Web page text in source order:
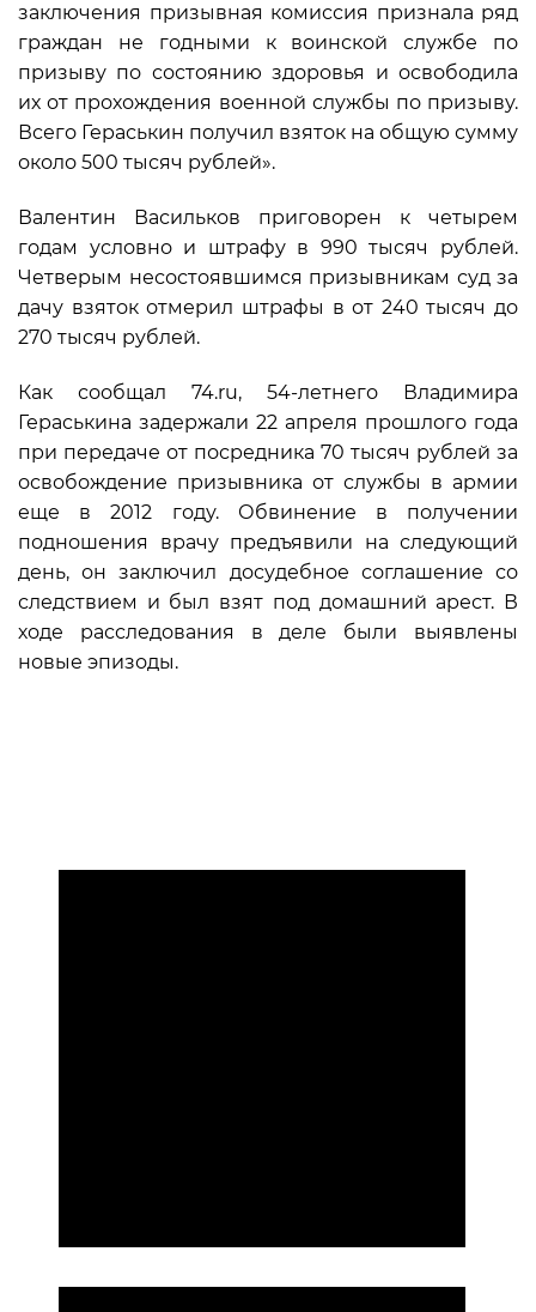
заключения призывная комиссия признала ряд
граждан не годными к воинской службе по
призыву по состоянию здоровья и освободила
их от прохождения военной службы по призыву.
Всего Гераськин получил взяток на общую сумму
около 500 тысяч рублей».
Валентин Васильков приговорен к четырем
годам условно и штрафу в 990 тысяч рублей.
Четверым несостоявшимся призывникам суд за
дачу взяток отмерил штрафы в от 240 тысяч до
270 тысяч рублей.
Как сообщал 74.ru, 54-летнего Владимира
Гераськина задержали 22 апреля прошлого года
при передаче от посредника 70 тысяч рублей за
освобождение призывника от службы в армии
еще в 2012 году. Обвинение в получении
подношения врачу предъявили на следующий
день, он заключил досудебное соглашение со
следствием и был взят под домашний арест. В
ходе расследования в деле были выявлены
новые эпизоды.